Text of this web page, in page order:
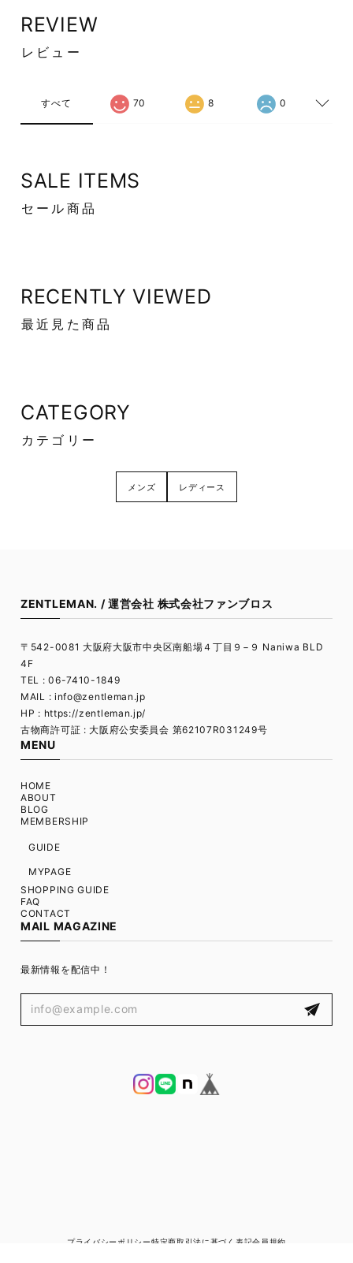
REVIEW
レビュー
すべて 70 8 0
SALE ITEMS
セール商品
RECENTLY VIEWED
最近見た商品
CATEGORY
カテゴリー
メンズ レディース
ZENTLEMAN. / 運営会社 株式会社ファンブロス
〒542-0081 大阪府大阪市中央区南船場４丁目９−９ Naniwa BLD
4F
TEL : 06-7410-1849
MAIL : info@zentleman.jp
HP : https://zentleman.jp/
古物商許可証 : 大阪府公安委員会 第62107R031249号
MENU
HOME
ABOUT
BLOG
MEMBERSHIP
GUIDE
MYPAGE
SHOPPING GUIDE
FAQ
CONTACT
MAIL MAGAZINE
最新情報を配信中！
プライバシーポリシー特定商取引法に基づく表記会員規約